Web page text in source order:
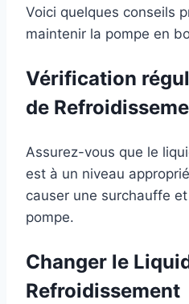
Voici quelques conseils
maintenir la pompe en
Vérification
de
Assurez-vous que le
est à un niveau
causer une surchauffe
pompe.
Changer le
Refroidissement